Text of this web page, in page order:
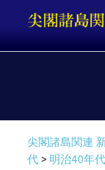
テ
尖閣諸島関連
代>明治40年代